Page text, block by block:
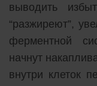
выводить
“разжиреют”,
ферментной
начнут
внутри клеток